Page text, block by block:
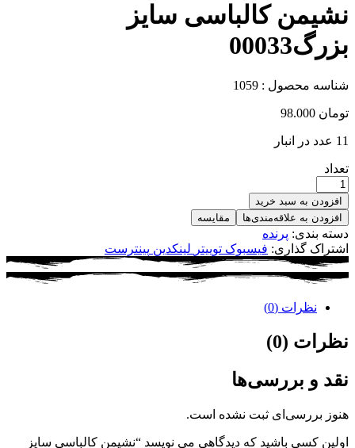
نشیمن کالباسی سایز
بزرگ00033
شناسه محصول : 1059
تومان
11 عدد در انبار
تعداد
افزودن به سبد خرید
افزودن به علاقه‌مندی‌ها
مقایسه
دسته بندی: پرنده
اشتراک گذاری: فیسبوک توییتر لینکدین پینترست
نظرات (0)
نظرات (0)
نقد و بررسی‌ها
هنوز بررسی‌ای ثبت نشده است.
اولین کسی باشید که دیدگاهی می نویسد “نشیمن کالباسی سایز